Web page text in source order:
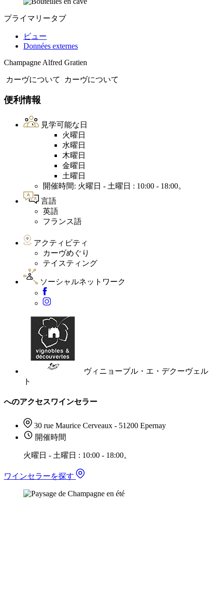
プライマリータブ
ビュー
Données externes
Champagne Alfred Gratien
カーヴについて カーヴについて
便利情報
見学可能な日
火曜日
水曜日
木曜日
金曜日
土曜日
開催時間: 火曜日 - 土曜日 : 10:00 - 18:00。
言語
英語
フランス語
アクティビティ
カーヴめぐり
テイスティング
ソーシャルネットワーク
ヴィニョーブル・エ・デクーヴェル
ト
へのアクセスワインセラー
30 rue Maurice Cerveaux - 51200 Epernay
開催時間
火曜日 - 土曜日 : 10:00 - 18:00。
ワインセラーを探す